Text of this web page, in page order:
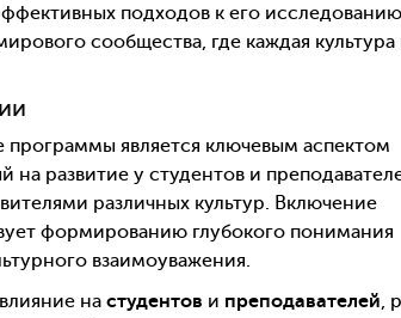
подходов к его
сообщества, где каждая культура
программы является ключевым аспектом
развитие у студентов и
различных культур. Включение
формированию глубокого понимания
взаимоуважения.
на студентов и преподавателей,